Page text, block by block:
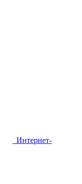
Интернет-